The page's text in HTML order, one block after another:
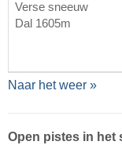
Verse sneeuw
Dal 1605m
Naar het weer »
Open pistes in het